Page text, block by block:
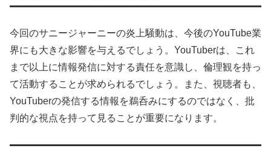
今回のサニージャーニーの炎上騒動は、今後のYouTube業
界にも大きな影響を与えるでしょう。YouTuberは、これ
まで以上に情報発信に対する責任を意識し、倫理観を持っ
て活動することが求められるでしょう。また、視聴者も、
YouTuberの発信する情報を鵜呑みにするのではなく、批
判的な視点を持って見ることが重要になります。